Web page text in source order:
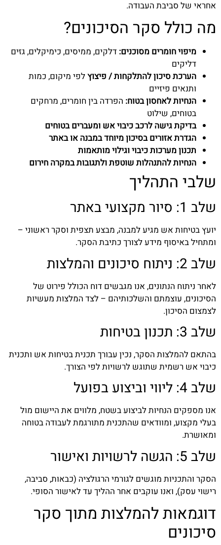
אחראי של סביבת העבודה.
מה כולל סקר הסיכונים?
מיפוי חומרים מסוכנים: דלקים, ממיסים, כימיקלים, גזים
דליקים
הערכת סיכון להתלקחות / פיצוץלפי מיקום, כמות
ותנאים פיזיים
הנחיות לאחסון בטוח: הפרדה בין חומרים, מרחקים
בטוחים, שילוט
בדיקת גישה לרכב כיבוי אש ומעברים בטוחים
הגדרת אזורים בסיכון מיוחד במבנה או באתר
תכנון מערכות כיבוי וגילוי מותאמות
הנחיות להתנהלות שוטפת ולתגובות במקרה חירום
שלבי התהליך
שלב 1: סיור מקצועי באתר
יועץ בטיחות אש מגיע למבנה, מבצע תצפית וסקר ראשוני –
ומתחיל באיסוף מידע לצורך כתיבת הסקר.
שלב 2: ניתוח סיכונים והמלצות
לאחר ניתוח הנתונים, אנו מגבשים דוח הכולל פירוט של
הסיכונים, עוצמתם והשלכותיהם – לצד המלצות מעשיות
לצמצום הסיכון.
שלב 3: תכנון בטיחות
בהתאם להמלצות הסקר, נכין עבורך תכנית בטיחות אש ותכנית
כיבוי אש רשמית שתוגש לרשויות לפי הצורך.
שלב 4: ליווי וביצוע בפועל
אנו מספקים הנחיות לביצוע בשטח, מלווים את היישום מול
בעלי מקצוע, ומוודאים שהתכנית מתורגמת לעבודה בטוחה
ומאושרת.
שלב 5: הגשה לרשויות ואישור
הסקר והתכניות מוגשים לגורמי הרגולציה (כבאות, סביבה,
רישוי עסק), ואנו עוקבים אחר ההליך עד לאישור הסופי.
דוגמאות להמלצות מתוך סקר
סיכונים